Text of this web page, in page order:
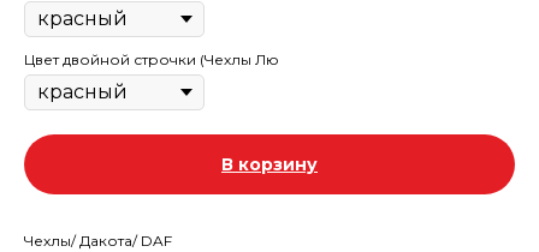
Цвет двойной строчки (Чехлы Лю
В корзину
Чехлы/ Дакота/ DAF